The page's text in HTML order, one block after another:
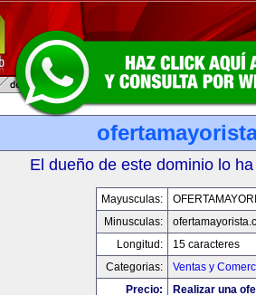
El dueño de este dominio lo
Mayusculas:
Minusculas:
Longitud:
15 caracteres
Categorias:
Ventas y
Precio:
Realizar una